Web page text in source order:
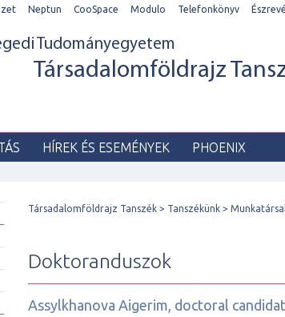
Neptun CooSpace Modulo Telefonkönyv
Tudományegyetem
Társadalomföldrajz
HÍREK ÉS ESEMÉNYEK PHOENIX
Társadalomföldrajz Tanszék Tanszékünk
Doktoranduszok
Assylkhanova Aigerim, doctoral